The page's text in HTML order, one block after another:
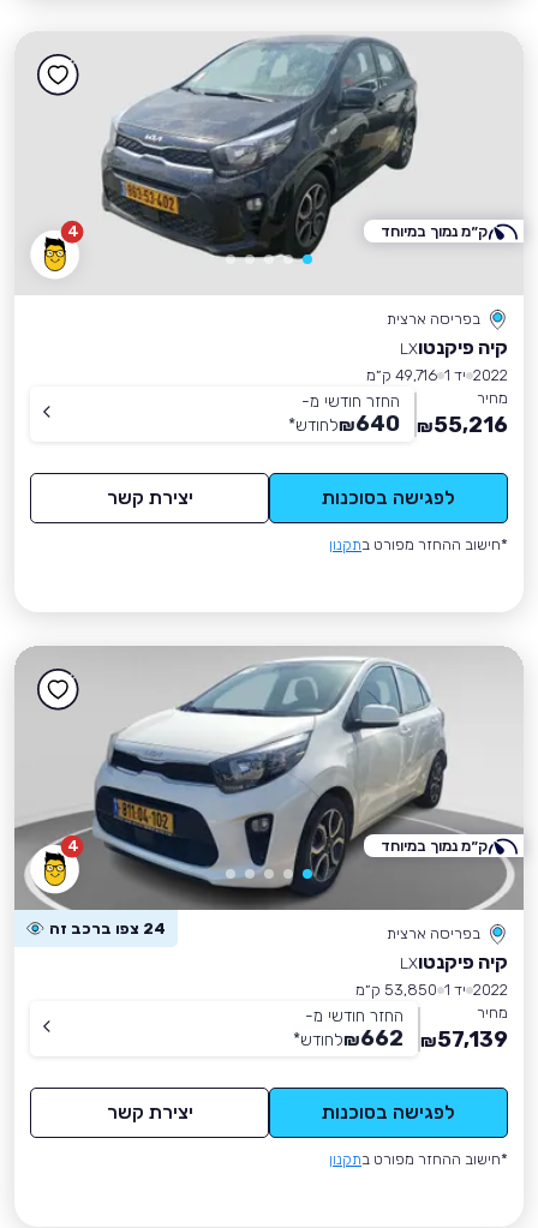
4
בפריסה ארצית
קיה פיקנטוLX
2022 יד 1
49,716 ק״מ
מחיר
55,216
₪
החזר חודשי מ-
640
₪לחודש*
לפגישה בסוכנות יצירת קשר
*חישוב ההחזר מפורט בתקנון
ק״מ נמוך במיוחד
4
בפריסה ארצית 24 צפו ברכב זה
קיה פיקנטוLX
2022 יד 1
53,850 ק״מ
מחיר
57,139
₪
החזר חודשי מ-
662
₪לחודש*
לפגישה בסוכנות יצירת קשר
*חישוב ההחזר מפורט בתקנון
ק״מ נמוך במיוחד